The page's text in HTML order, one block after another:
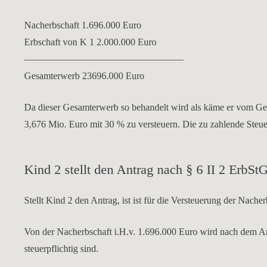
Nacherbschaft 1.696.000 Euro
Erbschaft von K 1 2.000.000 Euro
————————————————–
Gesamterwerb 23696.000 Euro
Da dieser Gesamterwerb so behandelt wird als käme er vom
3,676 Mio. Euro mit 30 % zu versteuern. Die zu zahlende
Kind 2 stellt den Antrag nach § 6 II 2 ErbStG
Stellt Kind 2 den Antrag, ist ist für die Versteuerung der
Von der Nacherbschaft i.H.v. 1.696.000 Euro wird nach dem
steuerpflichtig sind.